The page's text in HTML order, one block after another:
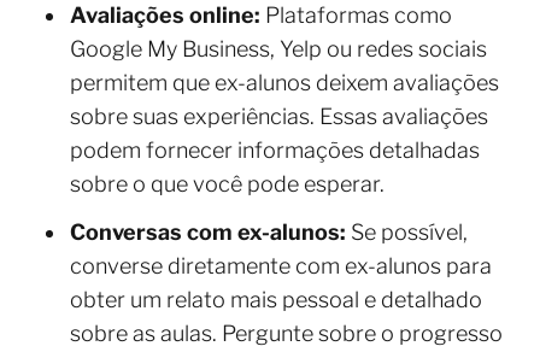
Avaliações online: Plataformas como
Google My Business, Yelp ou redes sociais
permitem que ex-alunos deixem avaliações
sobre suas experiências. Essas avaliações
podem fornecer informações detalhadas
sobre o que você pode esperar.
Conversas com ex-alunos: Se possível,
converse diretamente com ex-alunos para
obter um relato mais pessoal e detalhado
sobre as aulas. Pergunte sobre o progresso